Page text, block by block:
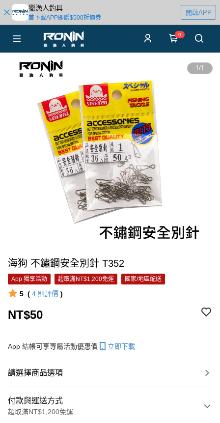
獵漁人釣具
首下載APP即贈$500折價券
開啟APP
0
1/1
海狗 不鏽鋼安全別針 T352
App 獨享活動 超取滿NT$1,200免運 國家/地區配送
5 ( 4 則評價 )
NT$50
App 結帳可享專屬活動優惠價 立即下載
請選擇商品選項
付款與運送方式
超取滿NT$1,200免運